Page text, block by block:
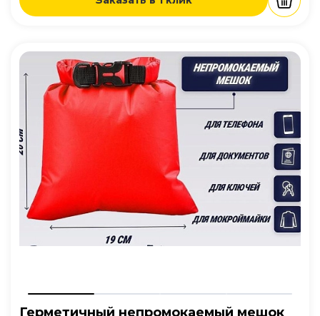
Герметичный непромокаемый мешок